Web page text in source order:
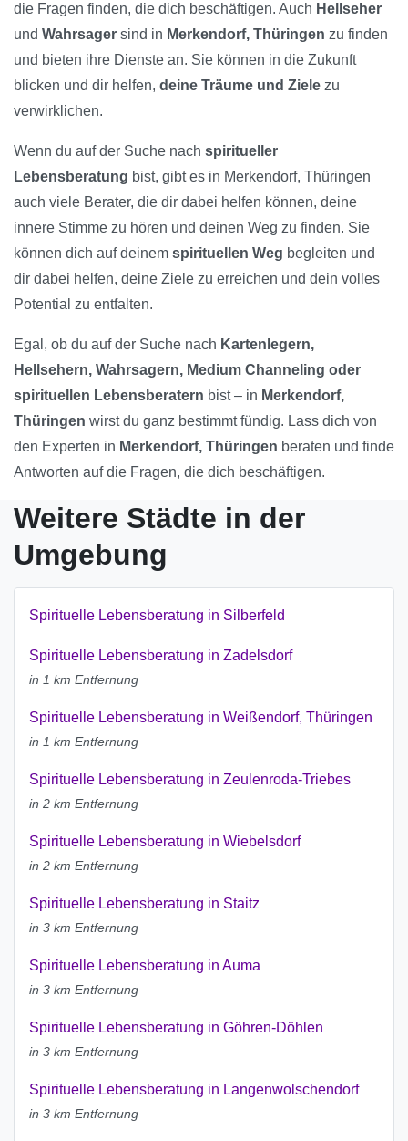
die Fragen finden, die dich beschäftigen. Auch Hellseher
und Wahrsager sind in Merkendorf, Thüringen zu finden
und bieten ihre Dienste an. Sie können in die Zukunft
blicken und dir helfen, deine Träume und Ziele zu
verwirklichen.
Wenn du auf der Suche nach spiritueller
Lebensberatung bist, gibt es in Merkendorf, Thüringen
auch viele Berater, die dir dabei helfen können, deine
innere Stimme zu hören und deinen Weg zu finden. Sie
können dich auf deinem spirituellen Weg begleiten und
dir dabei helfen, deine Ziele zu erreichen und dein volles
Potential zu entfalten.
Egal, ob du auf der Suche nach Kartenlegern,
Hellsehern, Wahrsagern, Medium Channeling oder
spirituellen Lebensberatern bist – in Merkendorf,
Thüringen wirst du ganz bestimmt fündig. Lass dich von
den Experten in Merkendorf, Thüringen beraten und finde
Antworten auf die Fragen, die dich beschäftigen.
Weitere Städte in der
Umgebung
Spirituelle Lebensberatung in Silberfeld
Spirituelle Lebensberatung in Zadelsdorf
in 1 km Entfernung
Spirituelle Lebensberatung in Weißendorf, Thüringen
in 1 km Entfernung
Spirituelle Lebensberatung in Zeulenroda-Triebes
in 2 km Entfernung
Spirituelle Lebensberatung in Wiebelsdorf
in 2 km Entfernung
Spirituelle Lebensberatung in Staitz
in 3 km Entfernung
Spirituelle Lebensberatung in Auma
in 3 km Entfernung
Spirituelle Lebensberatung in Göhren-Döhlen
in 3 km Entfernung
Spirituelle Lebensberatung in Langenwolschendorf
in 3 km Entfernung